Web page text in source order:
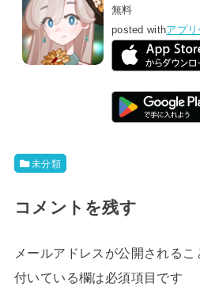
無料
posted withアプリ
未分類
コメントを残す
メールアドレスが公開されるこ
付いている欄は必須項目です